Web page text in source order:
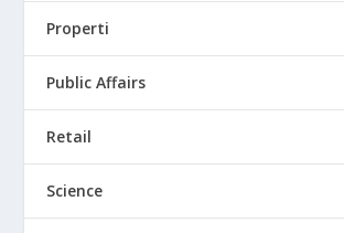
Properti
Public Affairs
Retail
Science